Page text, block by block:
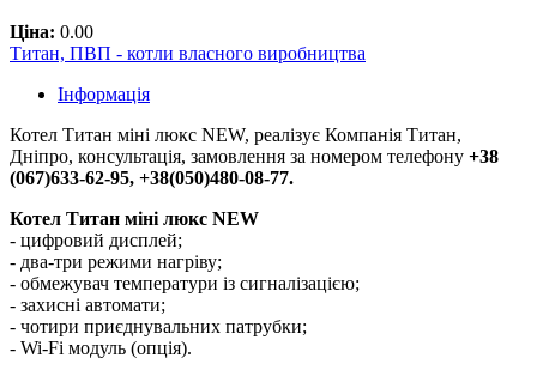
Ціна: 0.00
Титан, ПВП - котли власного виробництва
Інформація
Котел Титан міні люкс NEW, реалізує Компанія Титан,
Дніпро, консультація, замовлення за номером телефону +38
(067)633-62-95, +38(050)480-08-77.
Котел Титан міні люкс NEW
- цифровий дисплей;
- два-три режими нагріву;
- обмежувач температури із сигналізацією;
- захисні автомати;
- чотири приєднувальних патрубки;
- Wi-Fi модуль (опція).